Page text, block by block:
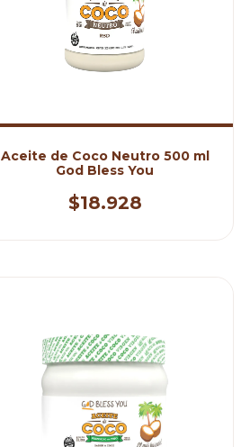
Aceite de Coco Neutro 500 ml
God Bless You
$18.928